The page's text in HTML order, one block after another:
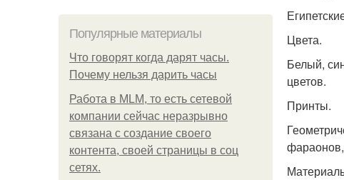
Популярные материалы
Что говорят когда дарят часы.
Почему нельзя дарить часы
Работа в MLM, то есть сетевой
компании сейчас неразрывно
связана с создание своего
контента, своей страницы в соц
сетях.
Цвета.
Белый,
цветов.
Принты.